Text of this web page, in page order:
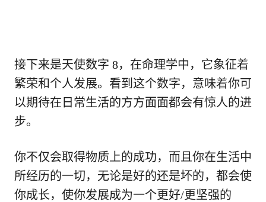
接下来是天使数字 8，在命理学中，它象征着
繁荣和个人发展。看到这个数字，意味着你可
以期待在日常生活的方方面面都会有惊人的进
步。
你不仅会取得物质上的成功，而且你在生活中
所经历的一切，无论是好的还是坏的，都会使
你成长，使你发展成为一个更好/更坚强的